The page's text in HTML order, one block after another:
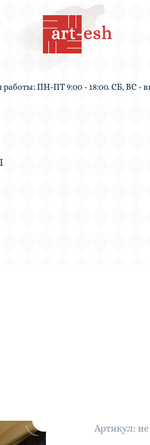
работы: ПН-ПТ 9:00 - 18:00. СБ, ВС -
Артикул: